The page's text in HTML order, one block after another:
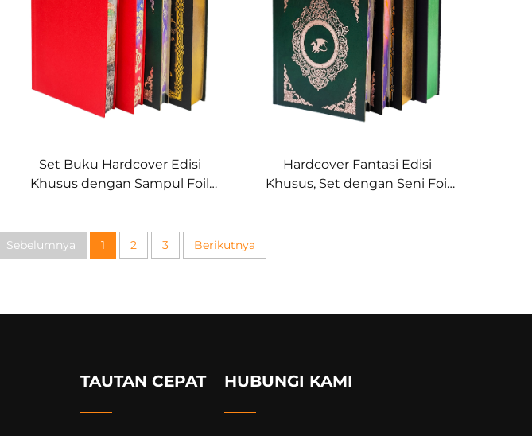
Set Buku Hardcover Edisi
Khusus dengan Sampul Foil
Hardcover Fantasi Edisi
Khusus, Set dengan Seni Foil
Sebelumnya 1 2 3 Berikutnya
TAUTAN CEPAT HUBUNGI KAMI